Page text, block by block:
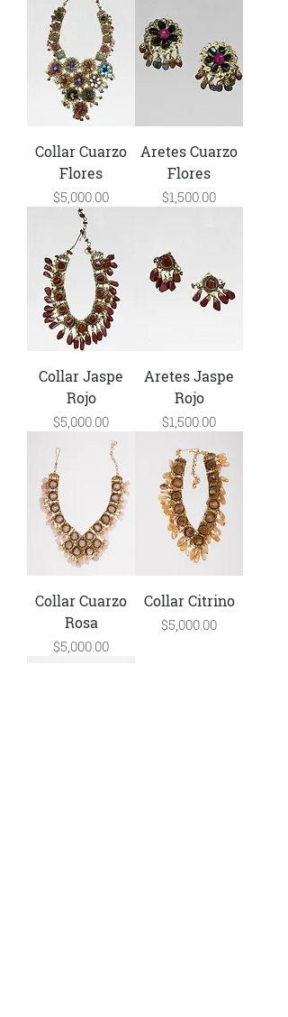
Collar Cuarzo
Flores
Precio
$5,000.00
Aretes Cuarzo
Flores
Precio
$1,500.00
Collar Jaspe
Rojo
Precio
$5,000.00
Aretes Jaspe
Rojo
Precio
$1,500.00
Collar Cuarzo
Rosa
Precio
$5,000.00
Collar Citrino
Precio
$5,000.00